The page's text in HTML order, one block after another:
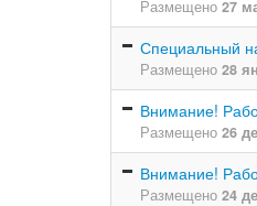
Размещено 27
Специальный
Размещено 28
Внимание!
Размещено 26
Внимание!
Размещено 24